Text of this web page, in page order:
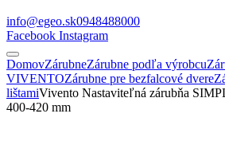
info@egeo.sk0948488000
Facebook Instagram
DomovZárubneZárubne podľa výrobcu
VIVENTOZárubne pre bezfalcové dvere
lištamiVivento Nastaviteľná zárubňa
400-420 mm